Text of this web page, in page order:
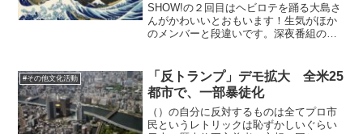
SHOW!の２回目はヘビロテを踊る大島さ
んがかわいいとおもいます！生気がほか
のメンバーと段違いです。深夜番組のじ
たすの変顔は本当に、かわいらしい幼い
女の子が、なにこれ～...
#その他文化活動
「反トランプ」デモ拡大 全米25
都市で、一部暴徒化
（）の自分に反対するものは全てプロ市
民というレトリックは恥ずかしいぐらい